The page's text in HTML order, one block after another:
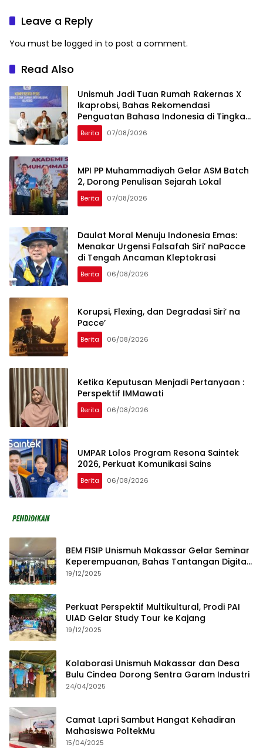
Leave a Reply
You must be logged in to post a comment.
Read Also
Unismuh Jadi Tuan Rumah Rakernas X
Ikaprobsi, Bahas Rekomendasi
Penguatan Bahasa Indonesia di Tingkat
Global
Berita 07/08/2026
MPI PP Muhammadiyah Gelar ASM Batch
2, Dorong Penulisan Sejarah Lokal
Berita 07/08/2026
Daulat Moral Menuju Indonesia Emas:
Menakar Urgensi Falsafah Siri’ naPacce
di Tengah Ancaman Kleptokrasi
Berita 06/08/2026
Korupsi, Flexing, dan Degradasi Siri’ na
Pacce’
Berita 06/08/2026
Ketika Keputusan Menjadi Pertanyaan :
Perspektif IMMawati
Berita 06/08/2026
UMPAR Lolos Program Resona Saintek
2026, Perkuat Komunikasi Sains
Berita 06/08/2026
BEM FISIP Unismuh Makassar Gelar Seminar
Keperempuanan, Bahas Tantangan Digital
dan Budaya Lokal
19/12/2025
Perkuat Perspektif Multikultural, Prodi PAI
UIAD Gelar Study Tour ke Kajang
19/12/2025
Kolaborasi Unismuh Makassar dan Desa
Bulu Cindea Dorong Sentra Garam Industri
24/04/2025
Camat Lapri Sambut Hangat Kehadiran
Mahasiswa PoltekMu
15/04/2025